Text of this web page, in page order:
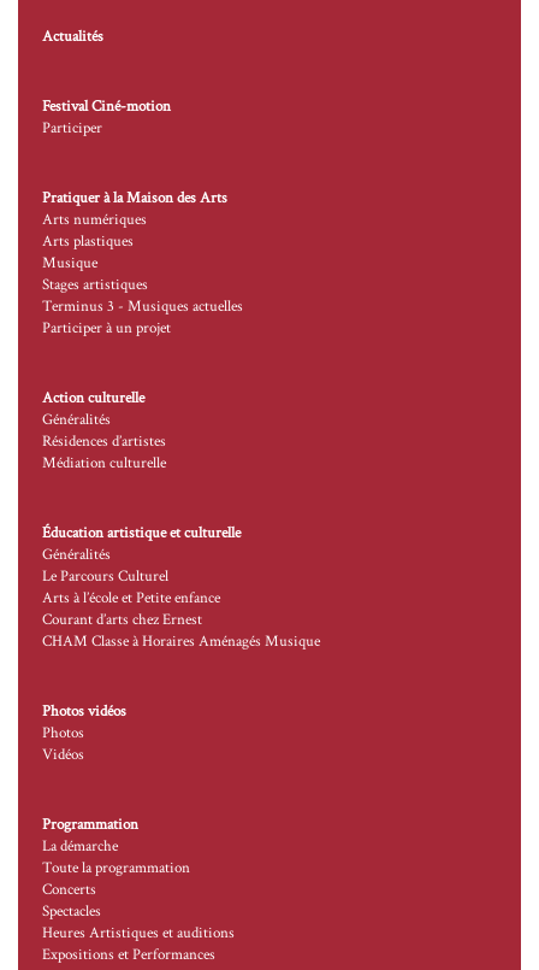
Actualités
Festival Ciné-motion
Participer
Pratiquer à la Maison des Arts
Arts numériques
Arts plastiques
Musique
Stages artistiques
Terminus 3 - Musiques actuelles
Participer à un projet
Action culturelle
Généralités
Résidences d’artistes
Médiation culturelle
Éducation artistique et culturelle
Généralités
Le Parcours Culturel
Arts à l’école et Petite enfance
Courant d’arts chez Ernest
CHAM Classe à Horaires Aménagés Musique
Photos vidéos
Photos
Vidéos
Programmation
La démarche
Toute la programmation
Concerts
Spectacles
Heures Artistiques et auditions
Expositions et Performances